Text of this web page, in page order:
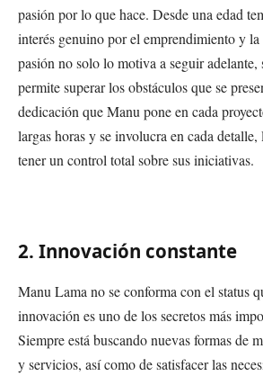
pasión por lo que hace. Desde una edad
interés genuino por el emprendimiento y
pasión no solo lo motiva a seguir
permite superar los obstáculos que se
dedicación que Manu pone en cada
largas horas y se involucra en cada
tener un control total sobre sus iniciativas.
2. Innovación constante
Manu Lama no se conforma con el status
innovación es uno de los secretos más
Siempre está buscando nuevas formas de
y servicios, así como de satisfacer las